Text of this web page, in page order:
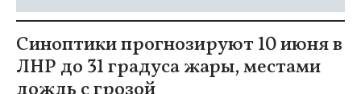
Синоптики прогнозируют 10 июня в
ЛНР до 31 градуса жары, местами